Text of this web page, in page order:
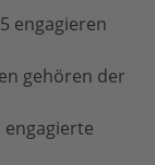
engagieren
gehören der